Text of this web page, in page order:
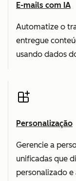
E-mails com IA
Automatize o
entregue
usando dados
Personalização
Gerencie a
unificadas que
personalizado e